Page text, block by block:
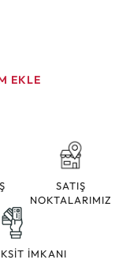
EKLE
SATIŞ
NOKTALARIMIZ
İMKANI